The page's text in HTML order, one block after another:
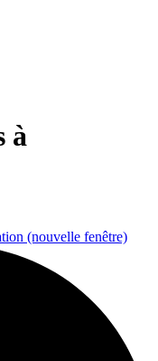
à
(nouvelle fenêtre)